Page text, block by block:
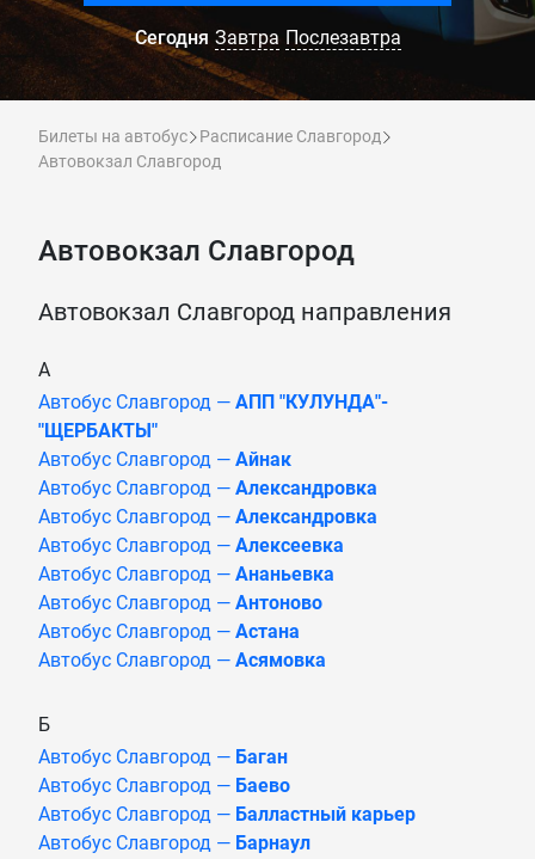
Сегодня Завтра Послезавтра
Билеты на автобус
Расписание Славгород
Автовокзал Славгород
Автовокзал Славгород
Автовокзал Славгород направления
А
Автобус Славгород — АПП "КУЛУНДА"-
"ЩЕРБАКТЫ"
Автобус Славгород — Айнак
Автобус Славгород — Александровка
Автобус Славгород — Александровка
Автобус Славгород — Алексеевка
Автобус Славгород — Ананьевка
Автобус Славгород — Антоново
Автобус Славгород — Астана
Автобус Славгород — Асямовка
Б
Автобус Славгород — Баган
Автобус Славгород — Баево
Автобус Славгород — Балластный карьер
Автобус Славгород — Барнаул